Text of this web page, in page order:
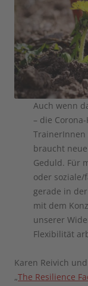
Auch wenn
– die
TrainerInnen
braucht
Geduld. Für
oder
gerade in
mit dem
unserer
Flexibilität
Karen Reivich
„The Resilience